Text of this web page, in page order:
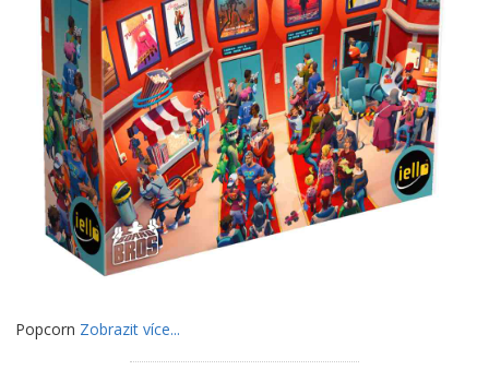
Popcorn Zobrazit více...